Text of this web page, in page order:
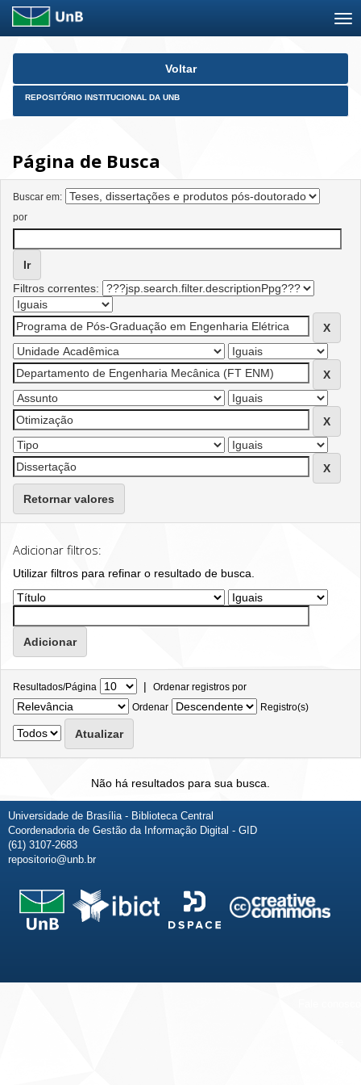
Skip
Voltar
REPOSITÓRIO INSTITUCIONAL DA UNB
Página de Busca
Buscar em:
por
Filtros correntes:
Retornar valores
Adicionar filtros:
Utilizar filtros para refinar o resultado de busca.
Resultados/Página | Ordenar registros por
Ordenar
Registro(s)
Não há resultados para sua busca.
Universidade de Brasília - Biblioteca Central
Coordenadoria de Gestão da Informação Digital - GID
(61) 3107-2683
repositorio@unb.br